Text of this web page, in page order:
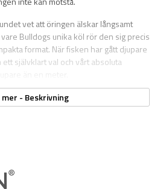
vet att öringen älskar långsamt
Bulldogs unika köl rör den sig precis
format. När fisken har gått djupare
självklart val och vårt absoluta
take-fiske
färger
mer - Beskrivning